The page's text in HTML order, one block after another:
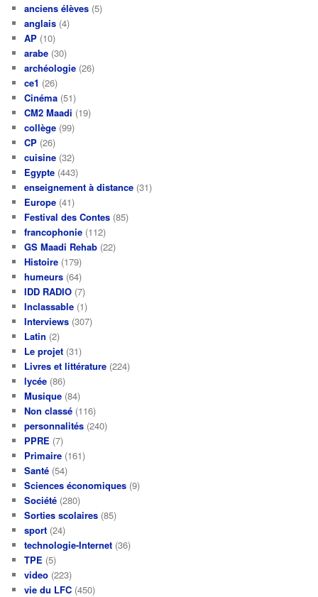
anciens élèves (5)
anglais (4)
AP (10)
arabe (30)
archéologie (26)
ce1 (26)
Cinéma (51)
CM2 Maadi (19)
collège (99)
CP (26)
cuisine (32)
Egypte (443)
enseignement à distance (31)
Europe (41)
Festival des Contes (85)
francophonie (112)
GS Maadi Rehab (22)
Histoire (179)
humeurs (64)
IDD RADIO (7)
Inclassable (1)
Interviews (307)
Latin (2)
Le projet (31)
Livres et littérature (224)
lycée (86)
Musique (84)
Non classé (116)
personnalités (240)
PPRE (7)
Primaire (161)
Santé (54)
Sciences économiques (9)
Société (280)
Sorties scolaires (85)
sport (24)
technologie-Internet (36)
TPE (5)
video (223)
vie du LFC (450)